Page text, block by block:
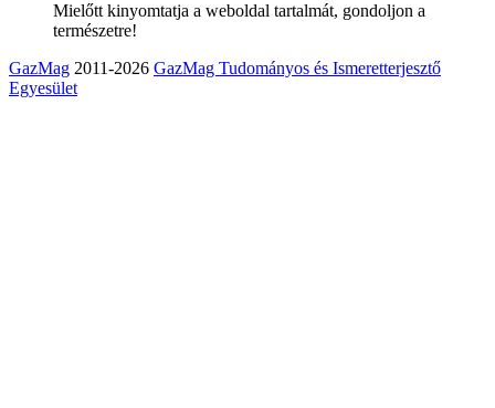
Mielőtt kinyomtatja a weboldal tartalmát, gondoljon a
természetre!
GazMag 2011-2026 GazMag Tudományos és Ismeretterjesztő
Egyesület